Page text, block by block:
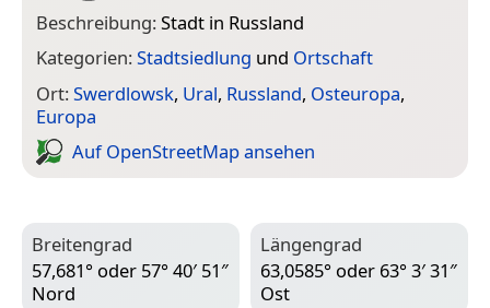
Beschreibung:Stadt in Russland
Kategorien:Stadtsiedlung und Ortschaft
Ort:Swerdlowsk, Ural, Russland, Osteuropa,
Europa
Auf Open­Street­Map ansehen
Breitengrad
57,681° oder 57° 40′ 51″
Nord
Längengrad
63,0585° oder 63° 3′ 31″
Ost